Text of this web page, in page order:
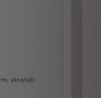
einstell-